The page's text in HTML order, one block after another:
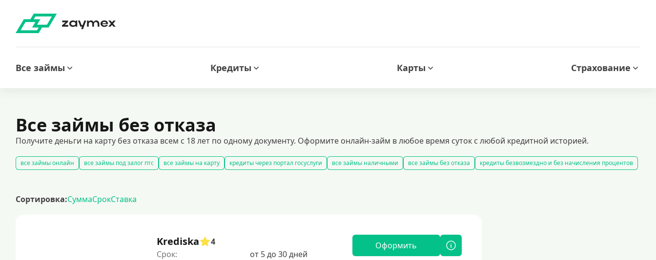
Все займы Кредиты Карты Страхование
Все займы без отказа
Получите деньги на карту без отказа всем с 18 лет по одному документу. Оформите онлайн-займ в любое время суток с любой кредитной историей.
все займы онлайн все займы под залог птс все займы на карту кредиты через портал госуслуги все займы наличными все займы без отказа
кредиты безвозмездно и без начисления процентов
калькулятор займов
Сортировка:СуммаСрокСтавка
Krediska
4
Срок:
от 5 до 30 дней
Оформить